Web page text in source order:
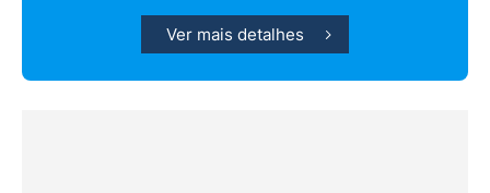
Ver mais detalhes